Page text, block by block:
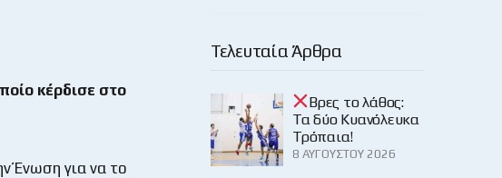
κέρδισε στο
Ένωση για να το
Τελευταία Άρθρα
Βρες το λάθος:
Τα δύο Κυανόλευκα
Τρόπαια!
8 ΑΥΓΟΎΣΤΟΥ 2026